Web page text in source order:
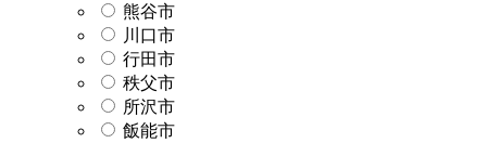
熊谷市
川口市
行田市
秩父市
所沢市
飯能市